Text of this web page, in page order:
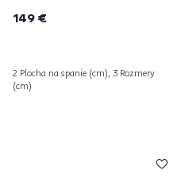
149 €
2 Plocha na spanie (cm), 3 Rozmery
(cm)